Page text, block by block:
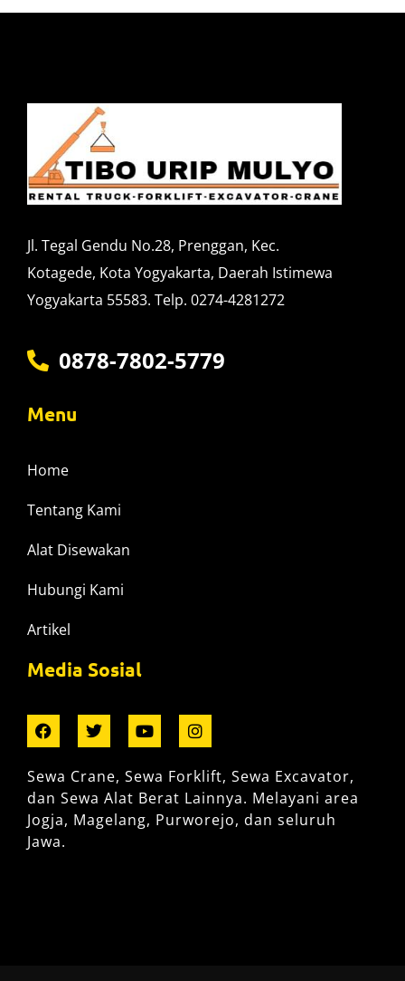
Jl. Tegal Gendu No.28, Prenggan, Kec.
Kotagede, Kota Yogyakarta, Daerah Istimewa
Yogyakarta 55583. Telp. 0274-4281272
0878-7802-5779
Menu
Home
Tentang Kami
Alat Disewakan
Hubungi Kami
Artikel
Media Sosial
Sewa Crane, Sewa Forklift, Sewa Excavator,
dan Sewa Alat Berat Lainnya. Melayani area
Jogja, Magelang, Purworejo, dan seluruh
Jawa.